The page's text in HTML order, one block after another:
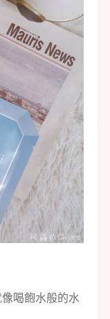
喝飽水般的水